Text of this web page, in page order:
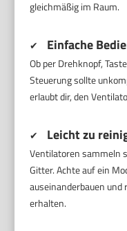
gleichmäßig im Raum.
✔ Einfache
Ob per Drehknopf,
Steuerung sollte
erlaubt dir, den
✔ Leicht zu
Ventilatoren sammeln
Gitter. Achte auf ein
auseinanderbauen
erhalten.